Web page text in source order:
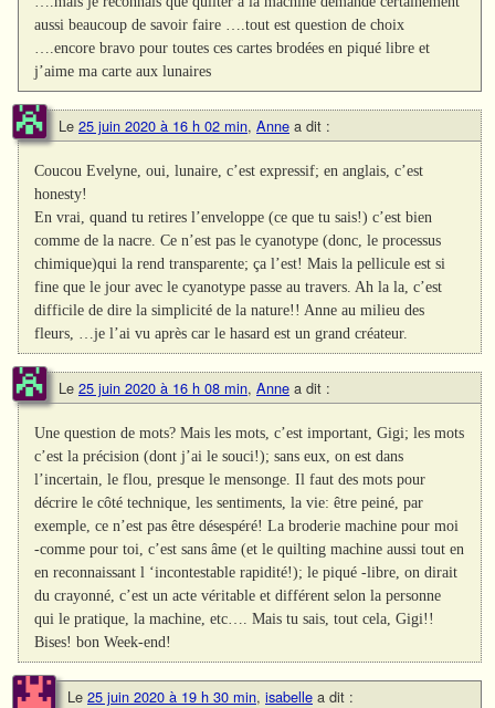
aussi beaucoup de savoir faire ….tout est question de choix
….encore bravo pour toutes ces cartes brodées en piqué libre et
j’aime ma carte aux lunaires
Le 25 juin 2020 à 16 h 02 min, Anne a dit :
Coucou Evelyne, oui, lunaire, c’est expressif; en anglais, c’est
honesty!
En vrai, quand tu retires l’enveloppe (ce que tu sais!) c’est bien
comme de la nacre. Ce n’est pas le cyanotype (donc, le processus
chimique)qui la rend transparente; ça l’est! Mais la pellicule est si
fine que le jour avec le cyanotype passe au travers. Ah la la, c’est
difficile de dire la simplicité de la nature!! Anne au milieu des
fleurs, …je l’ai vu après car le hasard est un grand créateur.
Le 25 juin 2020 à 16 h 08 min, Anne a dit :
Une question de mots? Mais les mots, c’est important, Gigi; les mots
c’est la précision (dont j’ai le souci!); sans eux, on est dans
l’incertain, le flou, presque le mensonge. Il faut des mots pour
décrire le côté technique, les sentiments, la vie: être peiné, par
exemple, ce n’est pas être désespéré! La broderie machine pour moi
-comme pour toi, c’est sans âme (et le quilting machine aussi tout en
en reconnaissant l ‘incontestable rapidité!); le piqué -libre, on dirait
du crayonné, c’est un acte véritable et différent selon la personne
qui le pratique, la machine, etc…. Mais tu sais, tout cela, Gigi!!
Bises! bon Week-end!
Le 25 juin 2020 à 19 h 30 min, isabelle a dit :